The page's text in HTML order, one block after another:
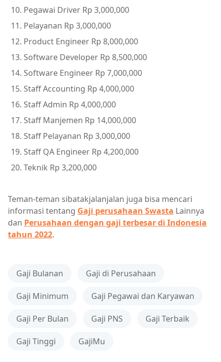
Pegawai Driver Rp 3,000,000
Pelayanan Rp 3,000,000
Product Engineer Rp 8,000,000
Software Developer Rp 8,500,000
Software Engineer Rp 7,000,000
Staff Accounting Rp 4,000,000
Staff Admin Rp 4,000,000
Staff Manjemen Rp 14,000,000
Staff Pelayanan Rp 3,000,000
Staff QA Engineer Rp 4,200,000
Teknik Rp 3,200,000
Teman-teman sibatakjalanjalan juga bisa mencari
informasi tentang Gaji perusahaan Swasta Lainnya
dan Perusahaan dengan gaji terbesar di Indonesia
tahun 2022.
Gaji Bulanan Gaji di Perusahaan
Gaji Minimum Gaji Pegawai dan Karyawan
Gaji Per Bulan Gaji PNS Gaji Terbaik
Gaji Tinggi GajiMu